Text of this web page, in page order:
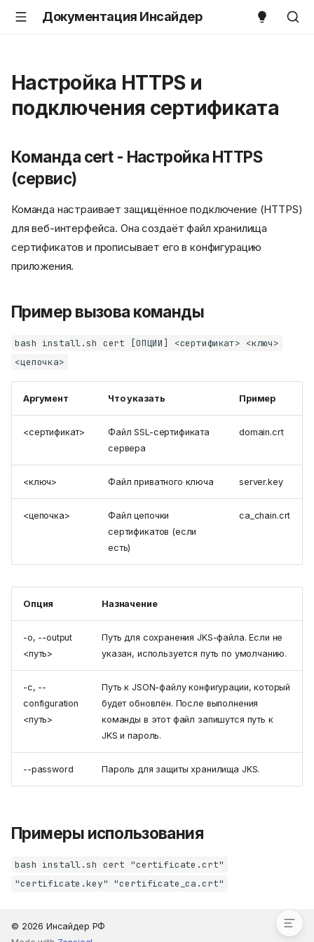
Документация Инсайдер
Команда cert - Настройка
Пример вызова команды
Примеры использования
Настройка HTTPS и
подключения сертификата
Команда cert - Настройка HTTPS
(сервис)
Команда настраивает защищённое подключение (HTTPS)
для веб-интерфейса. Она создаёт файл хранилища
сертификатов и прописывает его в конфигурацию
приложения.
Пример вызова команды
bash install.sh cert [ОПЦИИ] <сертификат> <ключ>
<цепочка>
Аргумент Что указать Пример
<сертификат>
Файл SSL-сертификата
сервера
domain.crt
<ключ> Файл приватного ключа server.key
<цепочка>
Файл цепочки
сертификатов (если
есть)
ca_chain.crt
Опция Назначение
-o, --output
<путь>
Путь для сохранения JKS-файла. Если не
указан, используется путь по умолчанию.
-c, --
configuration
<путь>
Путь к JSON-файлу конфигурации, который
будет обновлён. После выполнения
команды в этот файл запишутся путь к
JKS и пароль.
--password Пароль для защиты хранилища JKS.
Примеры использования
bash install.sh cert "certificate.crt"
"certificate.key" "certificate_ca.crt"
© 2026 Инсайдер РФ